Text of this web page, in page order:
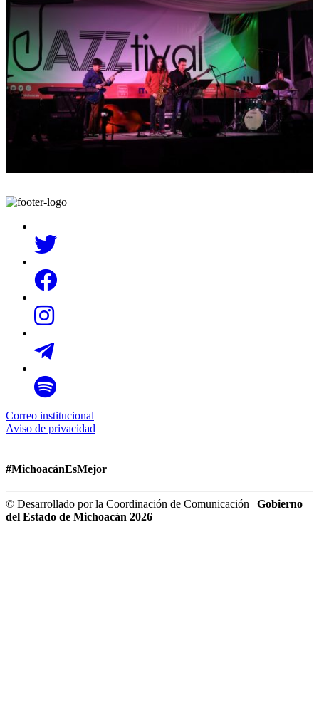
Correo institucional
Aviso de privacidad
#MichoacánEsMejor
© Desarrollado por la Coordinación de Comunicación | Gobierno
del Estado de Michoacán 2026